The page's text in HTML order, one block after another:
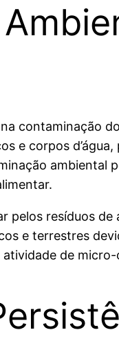
contaminação
e corpos
ambiental
pelos resíduos
e terrestres
de